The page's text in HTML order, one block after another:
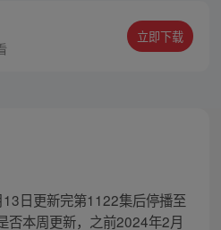
立即下载
日更新完第1122集后停播至
否本周更新，之前2024年2月